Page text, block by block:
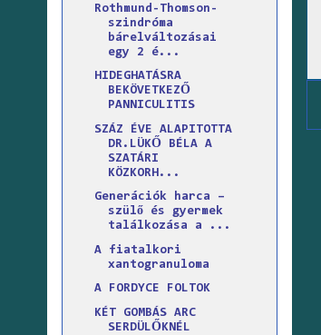
Rothmund-Thomson-
szindróma
bárelváltozásai
egy 2 é...
HIDEGHATÁSRA
BEKÖVETKEZŐ
PANNICULITIS
SZÁZ ÉVE ALAPITOTTA
DR.LÜKŐ BÉLA A
SZATÁRI
KÖZKORH...
Generációk harca –
szülő és gyermek
találkozása a ...
A fiatalkori
xantogranuloma
A FORDYCE FOLTOK
KÉT GOMBÁS ARC
SERDÜLŐKNÉL